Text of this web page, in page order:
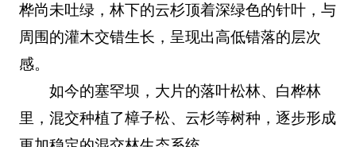
桦尚未吐绿，林下的云杉顶着深绿色的针叶，与
周围的灌木交错生长，呈现出高低错落的层次
感。
如今的塞罕坝，大片的落叶松林、白桦林
里，混交种植了樟子松、云杉等树种，逐步形成